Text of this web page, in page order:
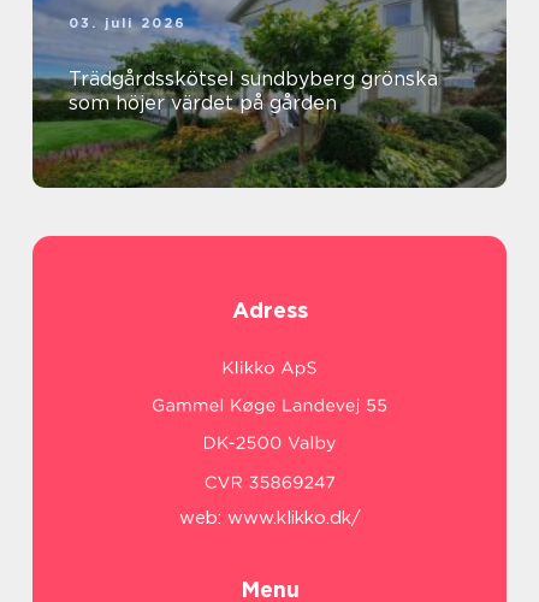
03. juli 2026
Trädgårdsskötsel sundbyberg grönska
som höjer värdet på gården
Adress
web: www.klikko.dk/
Menu